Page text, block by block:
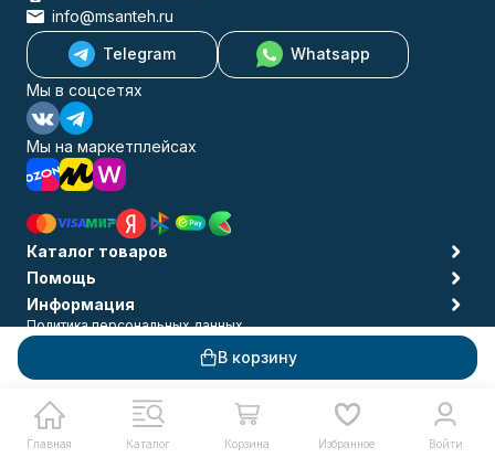
В корзину
Главная Каталог Корзина Избранное Войти
info@msanteh.ru
Telegram
Whatsapp
Мы в соцсетях
Мы на маркетплейсах
Каталог товаров
Помощь
Информация
Политика персональных данных
© 2009-2026 MSANTEH